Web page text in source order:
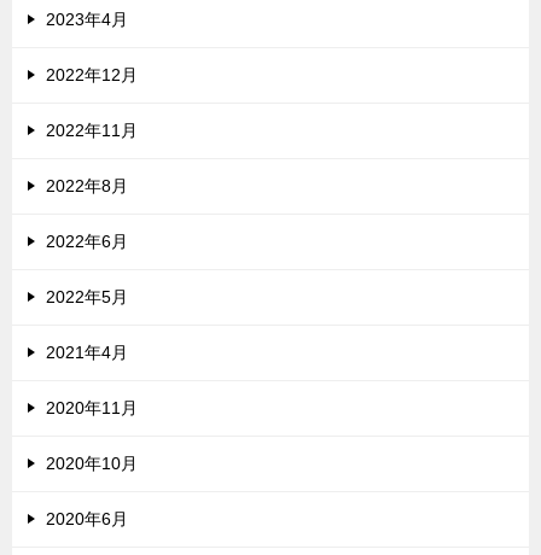
2023年4月
2022年12月
2022年11月
2022年8月
2022年6月
2022年5月
2021年4月
2020年11月
2020年10月
2020年6月